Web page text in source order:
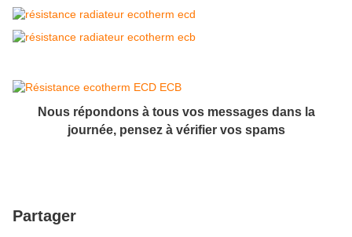
Nous répondons à tous vos messages dans la
journée, pensez à vérifier vos spams
Partager